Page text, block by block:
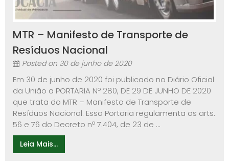
MTR – Manifesto de Transporte de
Resíduos Nacional
Posted on 30 de junho de 2020
Em 30 de junho de 2020 foi publicado no Diário Oficial
da União a PORTARIA Nº 280, DE 29 DE JUNHO DE 2020
que trata do MTR – Manifesto de Transporte de
Resíduos Nacional. Essa Portaria regulamenta os arts.
56 e 76 do Decreto nº 7.404, de 23 de ...
Leia Mais...